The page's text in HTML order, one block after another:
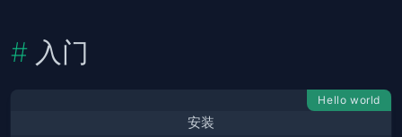
入门
Hello world
安装